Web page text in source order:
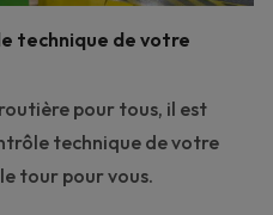
technique de votre
pour tous, il est
technique de votre
tour pour vous.